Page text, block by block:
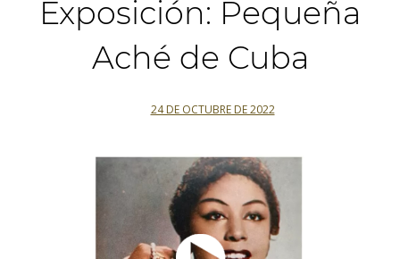
Exposición: Pequeña
Aché de Cuba
24 DE OCTUBRE DE 2022